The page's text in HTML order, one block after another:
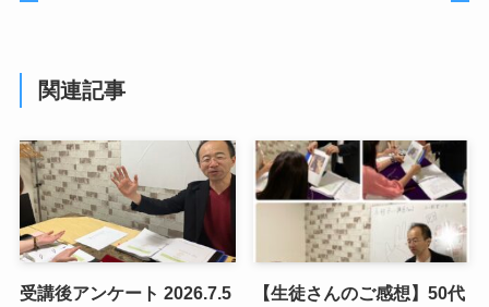
関連記事
受講後アンケート 2026.7.5
【生徒さんのご感想】50代